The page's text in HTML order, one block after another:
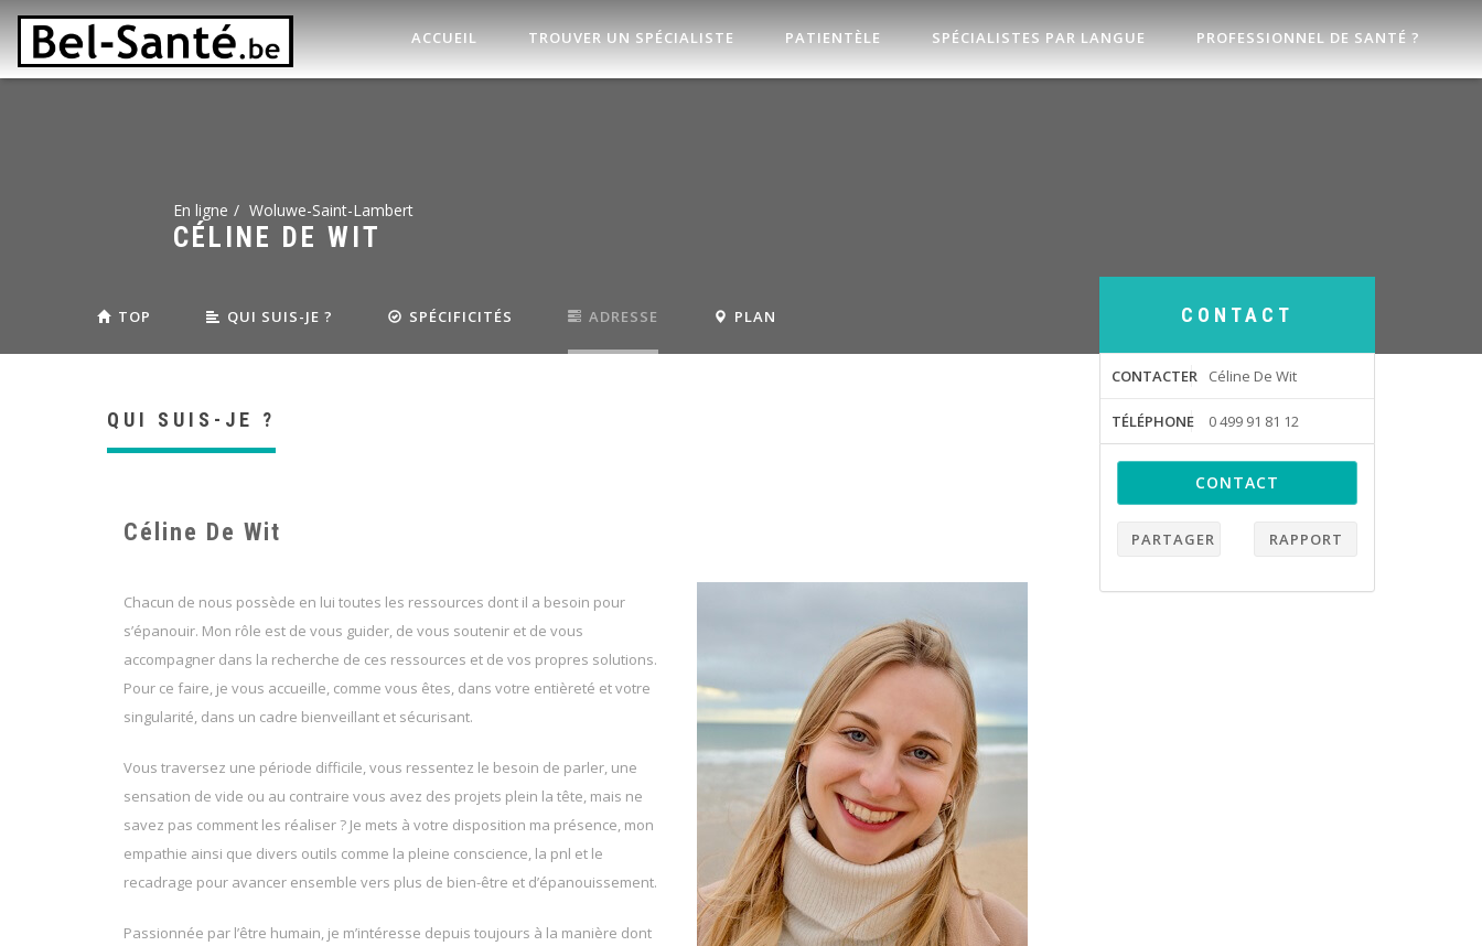
ACCUEIL TROUVER UN SPÉCIALISTE PATIENTÈLE SPÉCIALISTES PAR LANGUE PROFESSIONNEL DE SANTÉ ?
En ligne Woluwe-Saint-Lambert
CÉLINE DE WIT
TOP QUI SUIS-JE ? SPÉCIFICITÉS ADRESSE PLAN
QUI SUIS-JE ?
Céline De Wit
Chacun de nous possède en lui toutes les ressources dont il a besoin pour
s’épanouir. Mon rôle est de vous guider, de vous soutenir et de vous
accompagner dans la recherche de ces ressources et de vos propres solutions.
Pour ce faire, je vous accueille, comme vous êtes, dans votre entièreté et votre
singularité, dans un cadre bienveillant et sécurisant.
Vous traversez une période difficile, vous ressentez le besoin de parler, une
sensation de vide ou au contraire vous avez des projets plein la tête, mais ne
savez pas comment les réaliser ? Je mets à votre disposition ma présence, mon
empathie ainsi que divers outils comme la pleine conscience, la pnl et le
recadrage pour avancer ensemble vers plus de bien-être et d’épanouissement.
Passionnée par l’être humain, je m’intéresse depuis toujours à la manière dont
CONTACT
CONTACTER Céline De Wit
TÉLÉPHONE 0 499 91 81 12
CONTACT
PARTAGER RAPPORT